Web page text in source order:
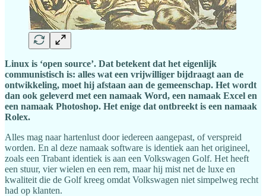
Linux is ‘open source’. Dat betekent dat het eigenlijk
communistisch is: alles wat een vrijwilliger bijdraagt aan de
ontwikkeling, moet hij afstaan aan de gemeenschap. Het wordt
dan ook geleverd met een namaak Word, een namaak Excel en
een namaak Photoshop. Het enige dat ontbreekt is een namaak
Rolex.
Alles mag naar hartenlust door iedereen aangepast, of verspreid
worden. En al deze namaak software is identiek aan het origineel,
zoals een Trabant identiek is aan een Volkswagen Golf. Het heeft
een stuur, vier wielen en een rem, maar hij mist net de luxe en
kwaliteit die de Golf kreeg omdat Volkswagen niet simpelweg recht
had op klanten.